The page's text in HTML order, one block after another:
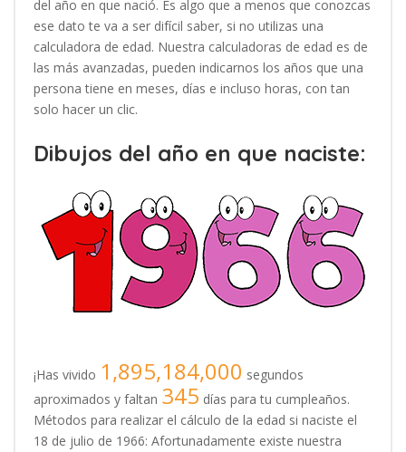
del año en que nació. Es algo que a menos que conozcas
ese dato te va a ser difícil saber, si no utilizas una
calculadora de edad. Nuestra calculadoras de edad es de
las más avanzadas, pueden indicarnos los años que una
persona tiene en meses, días e incluso horas, con tan
solo hacer un clic.
Dibujos del año en que naciste:
¡Has vivido 1,895,184,000 segundos
aproximados y faltan 345 días para tu cumpleaños.
Métodos para realizar el cálculo de la edad si naciste el
18 de julio de 1966: Afortunadamente existe nuestra